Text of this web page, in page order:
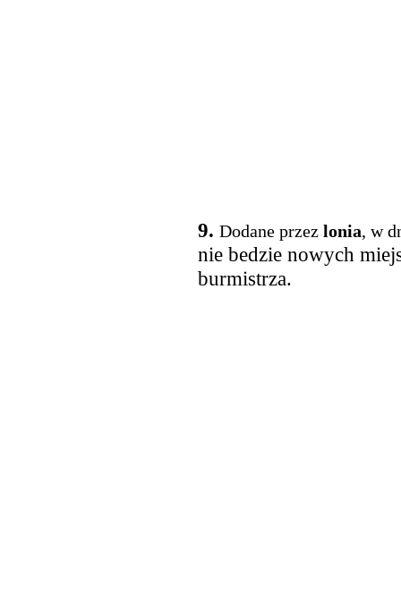
9. Dodane przez lonia, w
nie bedzie nowych
burmistrza.